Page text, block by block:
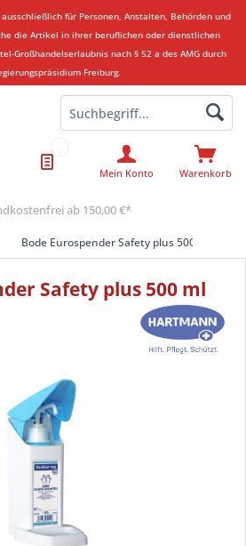
für Personen, Anstalten, Behörden und
die Artikel in ihrer beruflichen oder dienstlichen
Großhandelserlaubnis nach § 52 a des AMG durch
Freiburg.
ab 150,00 €*
Warenkorb
Mein Konto
Bode Eurospender Safety plus 500 ml
Safety plus 500 ml